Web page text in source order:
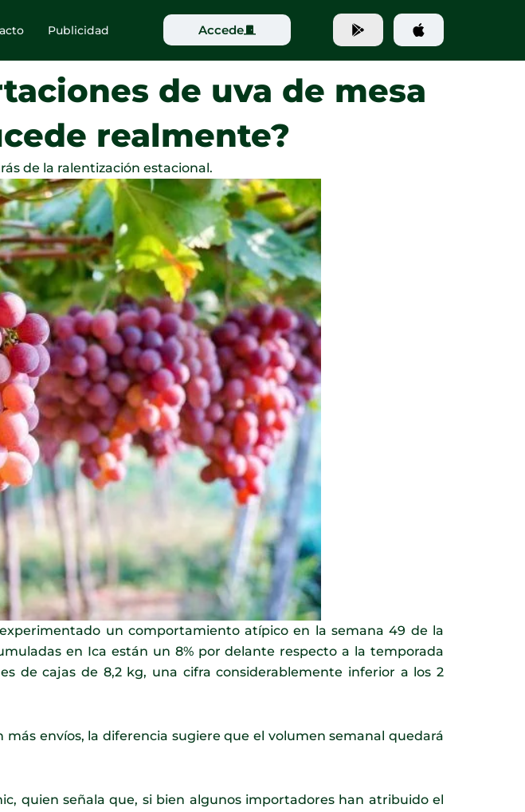
Publicidad Accede
de uva de mesa
realmente?
de la ralentización estacional.
un comportamiento atípico en la semana 49 de la
en Ica están un 8% por delante respecto a la temporada
de cajas de 8,2 kg, una cifra considerablemente inferior a los 2
envíos, la diferencia sugiere que el volumen semanal quedará
quien señala que, si bien algunos importadores han atribuido el